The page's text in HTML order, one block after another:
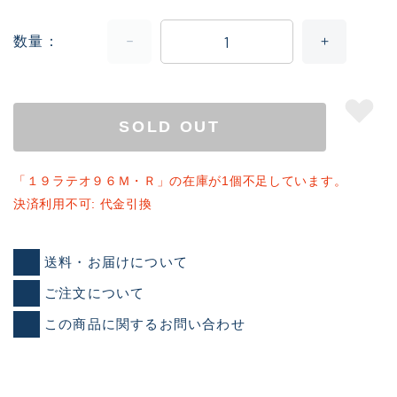
数量
SOLD OUT
「１９ラテオ９６Ｍ・Ｒ」の在庫が1個不足しています。
決済利用不可: 代金引換
送料・お届けについて
ご注文について
この商品に関するお問い合わせ